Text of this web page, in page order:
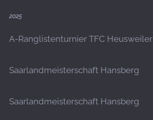
2025
A-Ranglistenturnier TFC Heusweiler
Saarlandmeisterschaft Hansberg
Saarlandmeisterschaft Hansberg